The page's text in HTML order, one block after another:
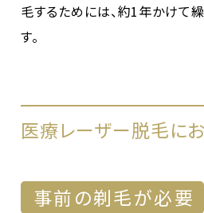
毛するためには、約1年かけて
す。
医療レーザー脱毛に
事前の剃毛が必要